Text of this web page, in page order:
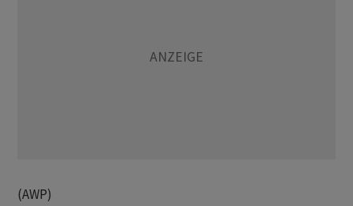
(AWP)